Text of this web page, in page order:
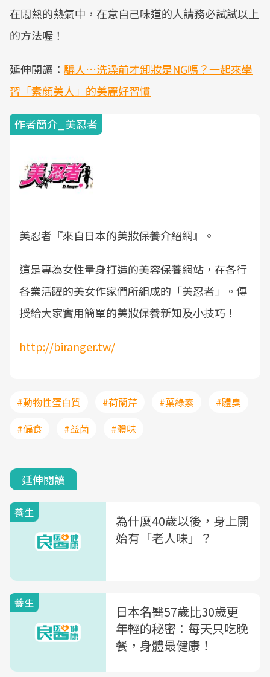
在悶熱的熱氣中，在意自己味道的人請務必試試以上
的方法喔！
延伸閱讀： 騙人…洗澡前才卸妝是NG嗎？一起來學
習「素顏美人」的美麗好習慣
作者簡介_美忍者
美忍者『來自日本的美妝保養介紹網』。
這是專為女性量身打造的美容保養網站，在各行
各業活躍的美女作家們所組成的「美忍者」。傳
授給大家實用簡單的美妝保養新知及小技巧！
http://biranger.tw/
#動物性蛋白質 #荷蘭芹 #葉綠素
#體臭
#偏食
#益菌 #體味
延伸閱讀
養生
為什麼40歲以後，身上開
始有「老人味」？
養生
日本名醫57歲比30歲更
年輕的秘密：每天只吃晚
餐，身體最健康！